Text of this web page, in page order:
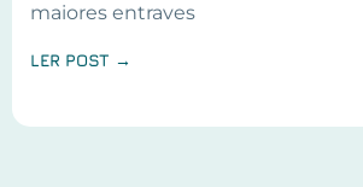
maiores entraves
LER POST →